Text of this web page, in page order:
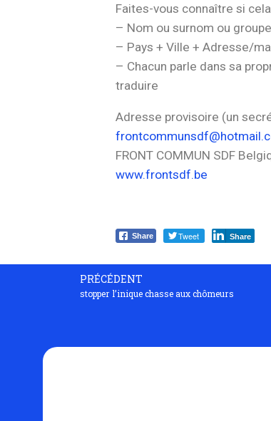
Faites-vous connaître si
– Nom ou surnom ou groupe
– Pays + Ville + Adresse/
– Chacun parle dans sa
traduire
Adresse provisoire (un
FRONT COMMUN SDF
www.frontsdf.be
Share Tweet Share
PRÉCÉDENT
stopper l’inique chasse aux chômeurs